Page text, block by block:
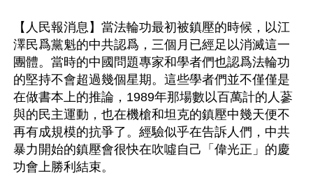
【人民報消息】當法輪功最初被鎮壓的時候，以江
澤民爲黨魁的中共認爲，三個月已經足以消滅這一
團體。當時的中國問題專家和學者們也認爲法輪功
的堅持不會超過幾個星期。這些學者們並不僅僅是
在做書本上的推論，1989年那場數以百萬計的人蔘
與的民主運動，也在機槍和坦克的鎮壓中幾天便不
再有成規模的抗爭了。經驗似乎在告訴人們，中共
暴力開始的鎮壓會很快在吹噓自己「偉光正」的慶
功會上勝利結束。